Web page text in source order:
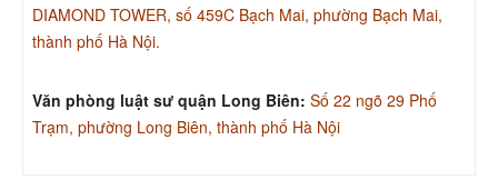
DIAMOND TOWER, số 459C Bạch Mai, phường Bạch Mai,
thành phố Hà Nội.
Văn phòng luật sư quận Long Biên: Số 22 ngõ 29 Phố
Trạm, phường Long Biên, thành phố Hà Nội